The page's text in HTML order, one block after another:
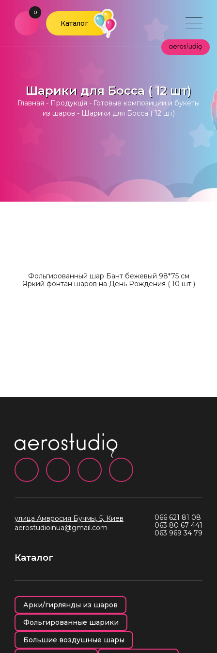
0
Каталог
Шарики для Босса ( 12 шт)
Главная - Продукція - Готовые композиции и букеты
из шаров - Шарики для Босса ( 12 шт)
Фольгированный шар Бант бежевый 98*75 см
Яркий фонтан шаров на День Рождения ( 10 шт )
улица Амвросия Бучмы, 5, Киев
aerostudioinua@gmail.com
066 621 81 08
063 80 67 441
063 969 34 79
Каталог
Арки/гирлянды из шаров
Фольгированные шарики
Большие воздушные шары